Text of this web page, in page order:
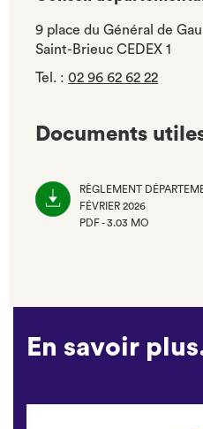
9 place du Général de
Saint-Brieuc CEDEX 1
Tel. : 02 96 62 62 22
Documents
RÈGLEMENT
FÉVRIER 2026
PDF - 3.03 MO
En savoir